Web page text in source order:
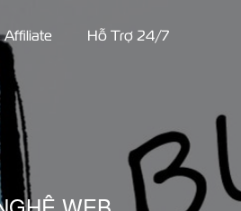
Affiliate Hỗ Trợ 24/7